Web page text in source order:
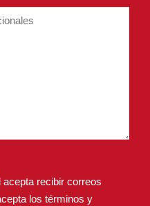
recibir correos
los términos y